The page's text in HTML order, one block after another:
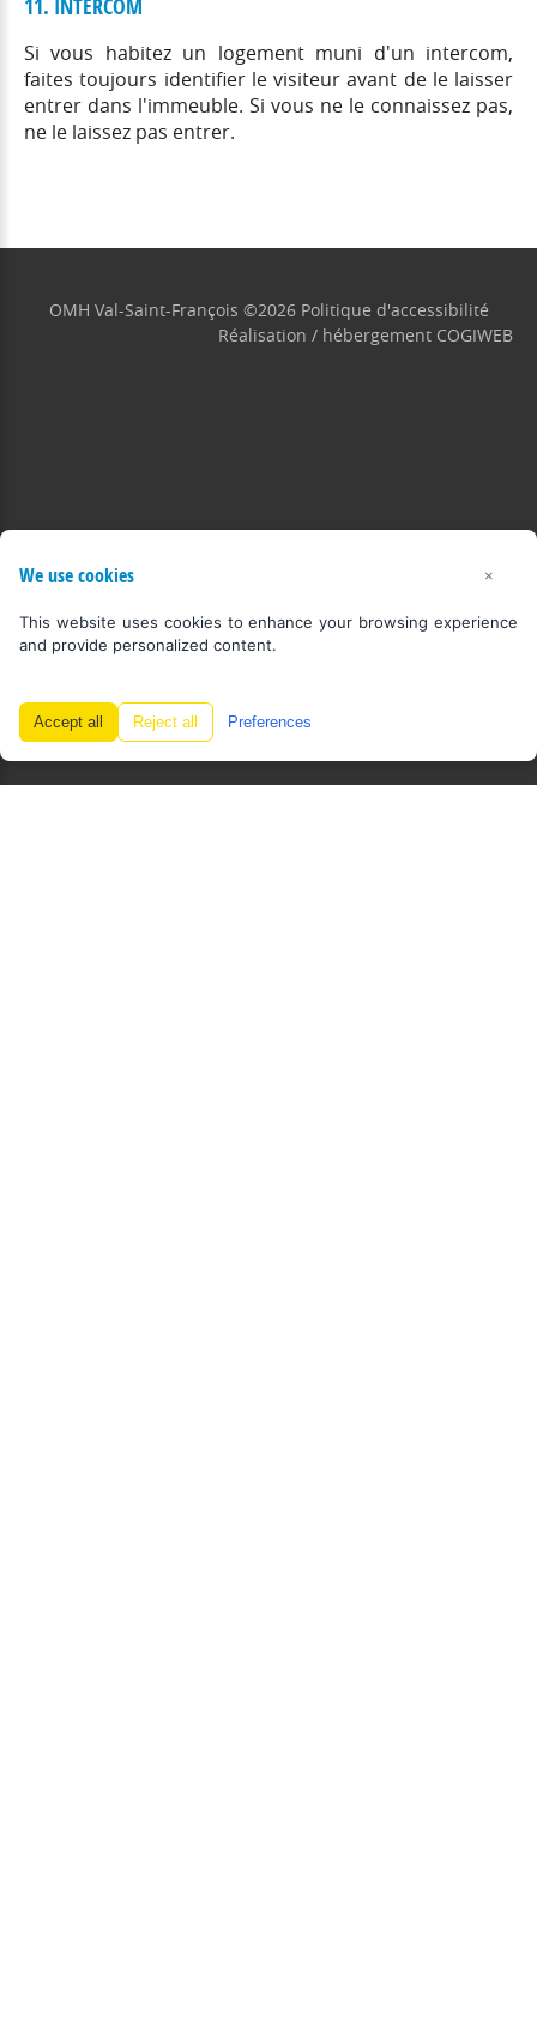
×
We use cookies
This website uses cookies to enhance your browsing experience
and provide personalized content.
Accept all Reject all Preferences
11. INTERCOM
Si vous habitez un logement muni d'un intercom,
faites toujours identifier le visiteur avant de le laisser
entrer dans l'immeuble. Si vous ne le connaissez pas,
ne le laissez pas entrer.
OMH Val-Saint-François ©2026 Politique d'accessibilité
Réalisation / hébergement COGIWEB